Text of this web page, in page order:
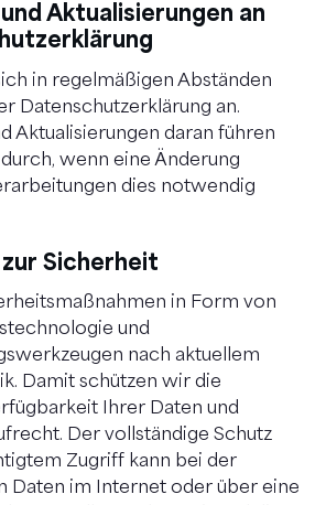
Aktualisierungen an
in regelmäßigen Abständen
Datenschutzerklärung an.
Aktualisierungen daran führen
wenn eine Änderung
dies notwendig
Sicherheit
in Form von
und
nach aktuellem
Damit schützen wir die
Ihrer Daten und
Der vollständige Schutz
Zugriff kann bei der
Daten im Internet oder über eine